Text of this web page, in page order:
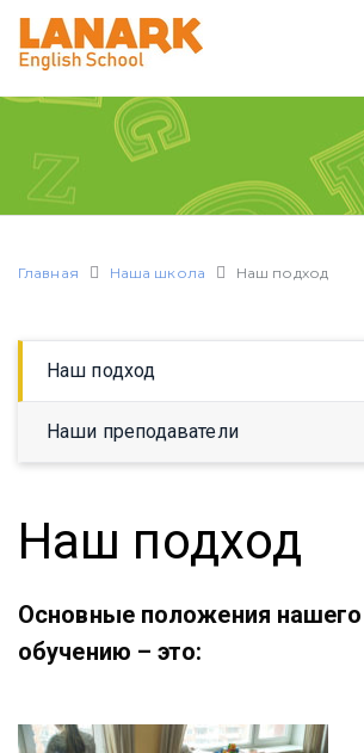
Главная Наша школа Наш подход
Наш подход
Наши преподаватели
Наш подход
Основные положения
обучению – это: